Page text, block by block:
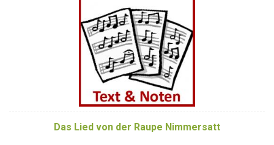
Das Lied von der Raupe Nimmersatt